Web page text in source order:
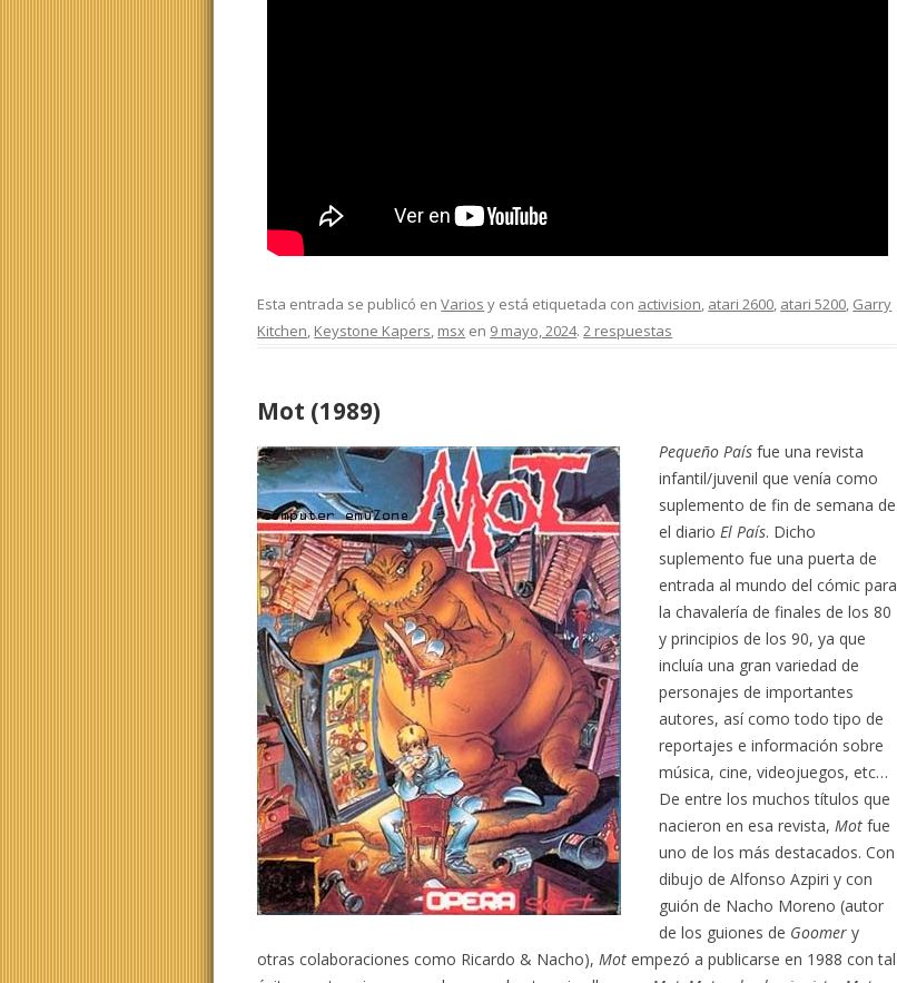
Esta entrada se publicó enVarios y está etiquetada con activision, atari 2600, atari 5200, Garry
Kitchen, Keystone Kapers, msx en 9 mayo, 2024.2 respuestas
Mot (1989)
Pequeño País fue una revista
infantil/juvenil que venía como
suplemento de fin de semana de
el diario El País. Dicho
suplemento fue una puerta de
entrada al mundo del cómic para
la chavalería de finales de los 80
y principios de los 90, ya que
incluía una gran variedad de
personajes de importantes
autores, así como todo tipo de
reportajes e información sobre
música, cine, videojuegos, etc…
De entre los muchos títulos que
nacieron en esa revista, Mot fue
uno de los más destacados. Con
dibujo de Alfonso Azpiri y con
guión de Nacho Moreno (autor
de los guiones de Goomer y
otras colaboraciones como Ricardo & Nacho), Mot empezó a publicarse en 1988 con tal